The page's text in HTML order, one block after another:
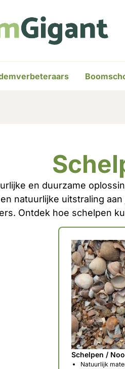
en duurzame
natuurlijke uitstraling
Ontdek hoe schelpen
Schelpen /
Natuurlijk